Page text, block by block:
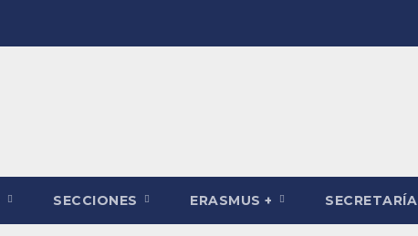
SECCIONES ERASMUS + SECRETARÍA